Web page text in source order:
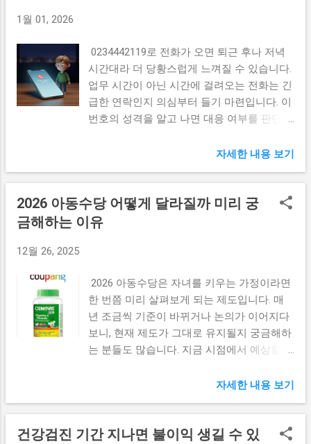
비교해보면 금리 인상기에는 매수 관망세로
거래량이 줄어드는 경향이 있었으나, 반포권
핵심 단지의 경우 가격 하락 폭은 제한적인
편이었다는 분석도 있습니다. 인근 반포 주요
단지와 비교하면 어떤 수준일까? 반포 일대
격대에서 경쟁 구도가 형성되고 있습니다. 특
적으로 가격을 지지하는 요소로 작용합니다...
가 많습니다. 일부 이용자에게는 혜택 안내나
이벤트 관련 내용으로 연결되기도 합니다. 과
거 상담 이력이나 서비스 이용 여부에 따라
수신 빈도가 달라질 수 있습니다. 스팸이나
보이스피싱과 구분하는 방법 0215447000은
만 모든 전화를 무조건 신뢰하는 것은 주의가
필요합니다. 전화 중에 카드 비밀번호나 인증
번호를 요구한다면 정상적인 상담이 아닐 가
능성이 큽니다. 의심스러울 경우 전화를 끊고
직접 고객센터로 다시 걸어 확인하는 것이 안
통해 광고성 전화 차단 요청을 하면 이후 수
신이 줄어드는 경우가 많습니다. 스마트폰 자
체 차단 기능을 활용하는 것도 하나의 방법입
니다. 실제 수신 경험에서 느낄 수 있는 점
0215447000 번호는 무작위 스팸보다는 기존
가 많습니다. 다만 통화 내용이 불필요하게
느껴진다면 굳이 받을 필요는 없습니다. 번호
게 대응할 수 있다는 점에서 도움이 됩니다.
1월 01, 2026
0234442119로 전화가 오면 퇴근 후나 저녁
시간대라 더 당황스럽게 느껴질 수 있습니다.
업무 시간이 아닌 시간에 걸려오는 전화는 긴
급한 연락인지 의심부터 들기 마련입니다. 이
번호의 성격을 알고 나면 대응 여부를 판단하
인지 확인하기 0234442119는 02로 시작하는
사례를 보면 상품 판매나 대출 권유보다는 여
론조사를 목적으로 한 전화였다는 내용이 다
수입니다. 특히 일과 시간 이후인 저녁 시간
을 확보해야 하는 경우가 많습니다. 낮 시간
대에 통화가 어려운 사람들을 고려해 퇴근 이
후나 저녁 시간에 전화를 거는 방식이 사용되
기도 합니다. 이 때문에 갑작스럽게 늦은 시
간에 전화가 와 불편하게 느껴질 수 있습니
호로 전화를 받으면 간단한 조사 안내 후 몇
가지 질문이 이어지는 방식이 일반적입니다.
연령대, 거주 지역 같은 기본적인 항목과 함
께 사회 현안이나 정책에 대한 의견을 묻는
자세한 내용 보기
2026 아동수당 어떻게 달라질까 미리 궁
금해하는 이유
12월 26, 2025
2026 아동수당은 자녀를 키우는 가정이라면
한 번쯤 미리 살펴보게 되는 제도입니다. 매
년 조금씩 기준이 바뀌거나 논의가 이어지다
보니, 현재 제도가 그대로 유지될지 궁금해하
는 분들도 많습니다. 지금 시점에서 예상할
될 수 있습니다. 2026 아동수당 현재 기준에
이하의 아동을 양육하는 가정에 매달 지급되
는 지원금입니다. 2026년 역시 기본적인 제도
자세한 내용 보기
건강검진 기간 지나면 불이익 생길 수 있